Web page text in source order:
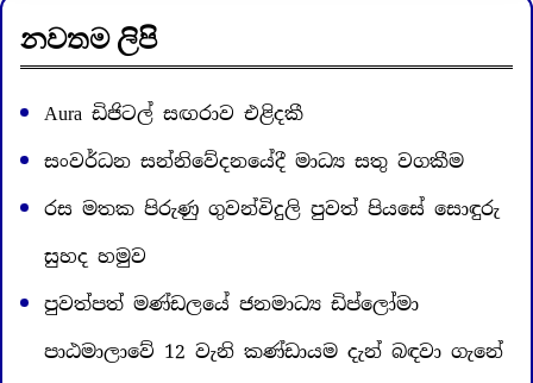
c
h
නවතම ලිපි
Aura ඩිජිටල් සඟරාව එළිදකී
සංවර්ධන සන්නිවේදනයේදී මාධ්‍ය සතු වගකීම
රස මතක පිරුණු ගුවන්විදුලි පුවත් පියසේ සොඳුරු
සුහද හමුව
පුවත්පත් මණ්ඩලයේ ජනමාධ්‍ය ඩිප්ලෝමා
පාඨමාලාවේ 12 වැනි කණ්ඩායම දැන් බඳවා ගැනේ